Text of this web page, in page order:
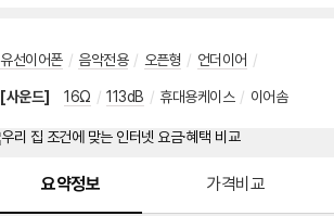
유선이어폰 / 음악전용 / 오픈형 / 언더이어 /
[사운드] 16Ω / 113dB / 휴대용케이스 / 이어솜
요약정보 가격비교